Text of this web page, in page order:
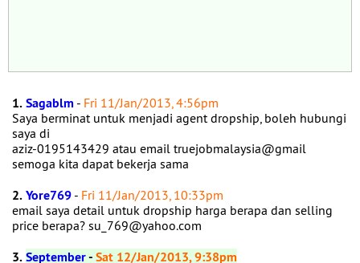
1.Sagablm - Fri 11/Jan/2013, 4:56pm
Saya berminat untuk menjadi agent dropship, boleh hubungi
saya di
aziz-0195143429 atau email truejobmalaysia@gmail
semoga kita dapat bekerja sama
2.Yore769 - Fri 11/Jan/2013, 10:33pm
email saya detail untuk dropship harga berapa dan selling
price berapa? su_769@yahoo.com
3.September-Sat 12/Jan/2013, 9:38pm